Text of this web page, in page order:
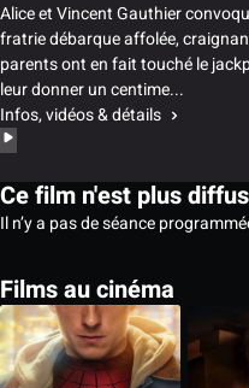
Alice et Vincent Gauthier
fratrie débarque affolée,
parents ont en fait touché le
leur donner un centime...
Infos, vidéos & détails
Ce film n'est plus
Il n’y a pas de séance
Films au cinéma